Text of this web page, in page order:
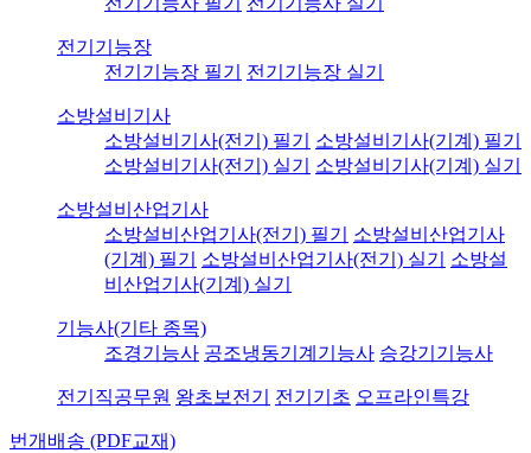
전기기능장
전기기능장 필기
전기기능장 실기
소방설비기사
소방설비기사(전기) 필기
소방설비기사(기계) 필기
소방설비기사(전기) 실기
소방설비기사(기계) 실기
소방설비산업기사
소방설비산업기사(전기) 필기
소방설비산업기사
(기계) 필기
소방설비산업기사(전기) 실기
소방설
비산업기사(기계) 실기
기능사(기타 종목)
조경기능사 공조냉동기계기능사 승강기기능사
전기직공무원 왕초보전기 전기기초 오프라인특강
번개배송 (PDF교재)